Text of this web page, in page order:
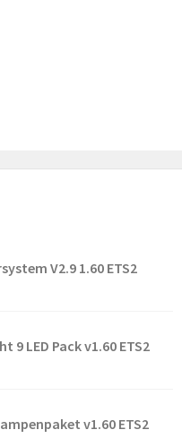
V2.9 1.60 ETS2
9 LED Pack v1.60 ETS2
v1.60 ETS2